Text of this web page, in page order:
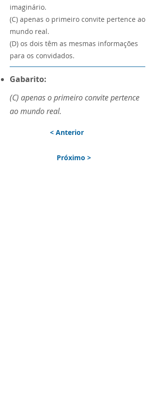
imaginário.
(C) apenas o primeiro convite pertence ao
mundo real.
(D) os dois têm as mesmas informações
para os convidados.
Gabarito:
(C) apenas o primeiro convite pertence
ao mundo real.
< Anterior
Próximo >